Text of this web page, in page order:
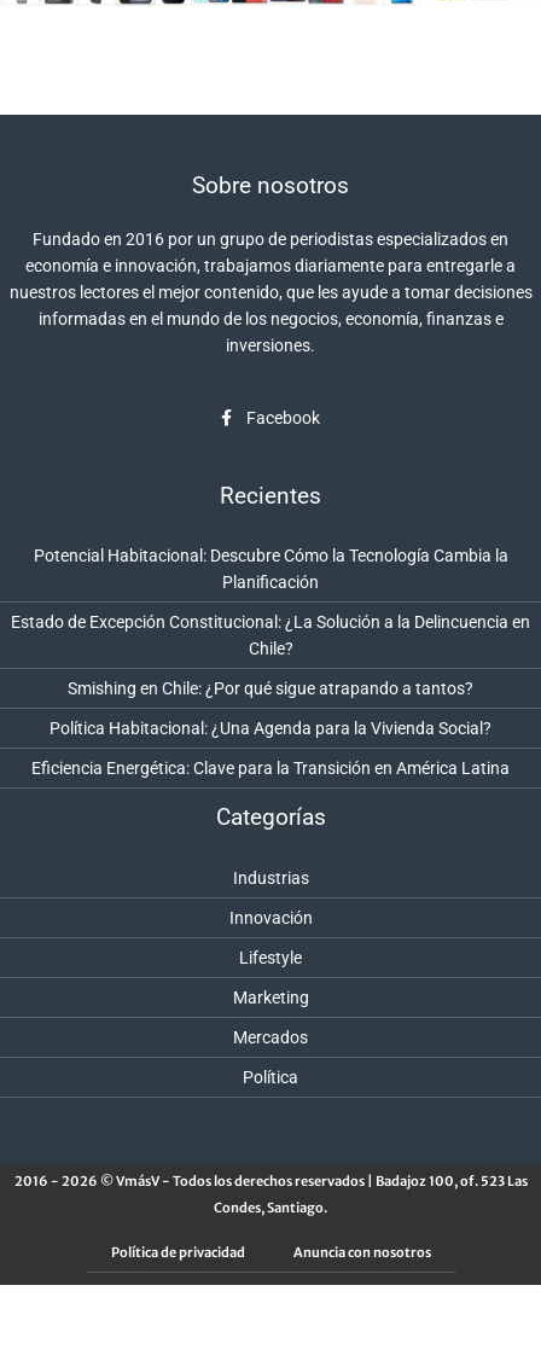
Sobre nosotros
Fundado en 2016 por un grupo de periodistas especializados en
economía e innovación, trabajamos diariamente para entregarle a
nuestros lectores el mejor contenido, que les ayude a tomar decisiones
informadas en el mundo de los negocios, economía, finanzas e
inversiones.
Facebook
Recientes
Potencial Habitacional: Descubre Cómo la Tecnología Cambia la
Planificación
Estado de Excepción Constitucional: ¿La Solución a la Delincuencia en
Chile?
Smishing en Chile: ¿Por qué sigue atrapando a tantos?
Política Habitacional: ¿Una Agenda para la Vivienda Social?
Eficiencia Energética: Clave para la Transición en América Latina
Categorías
Industrias
Innovación
Lifestyle
Marketing
Mercados
Política
2016 - 2026 © VmásV - Todos los derechos reservados | Badajoz 100, of. 523 Las
Condes, Santiago.
Política de privacidad Anuncia con nosotros